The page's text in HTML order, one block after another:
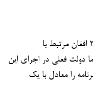
دولت قبلی آلمان وعده داده بود که ۲٬۰۰۰ افغان مرتبط با
دولت فعلی در اجرای این
را معادل با یک